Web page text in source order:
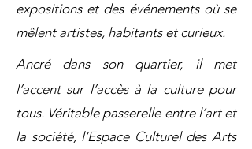
expositions et des événements où se
mêlent artistes, habitants et curieux.
Ancré dans son quartier, il met
l’accent sur l’accès à la culture pour
tous. Véritable passerelle entre l’art et
la société, l’Espace Culturel des Arts